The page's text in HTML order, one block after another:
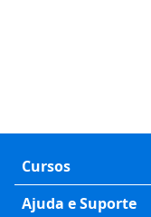
Cursos
Exatas
Ajuda e Suporte